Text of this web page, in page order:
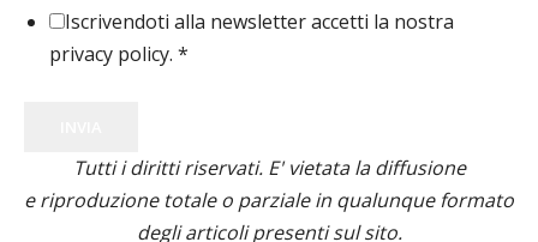
Iscrivendoti alla newsletter accetti la nostra
privacy policy. *
Tutti i diritti riservati. E' vietata la diffusione
e riproduzione totale o parziale in qualunque formato
degli articoli presenti sul sito.